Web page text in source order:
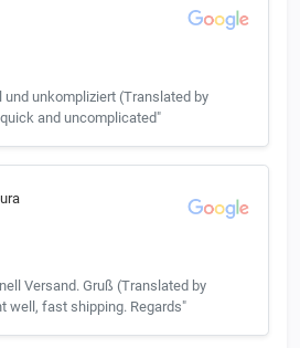
und unkompliziert (Translated by
and uncomplicated"
Versand. Gruß (Translated by
well, fast shipping. Regards"